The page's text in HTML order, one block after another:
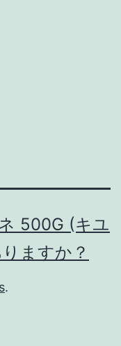
500G (キユ
ますか？
.